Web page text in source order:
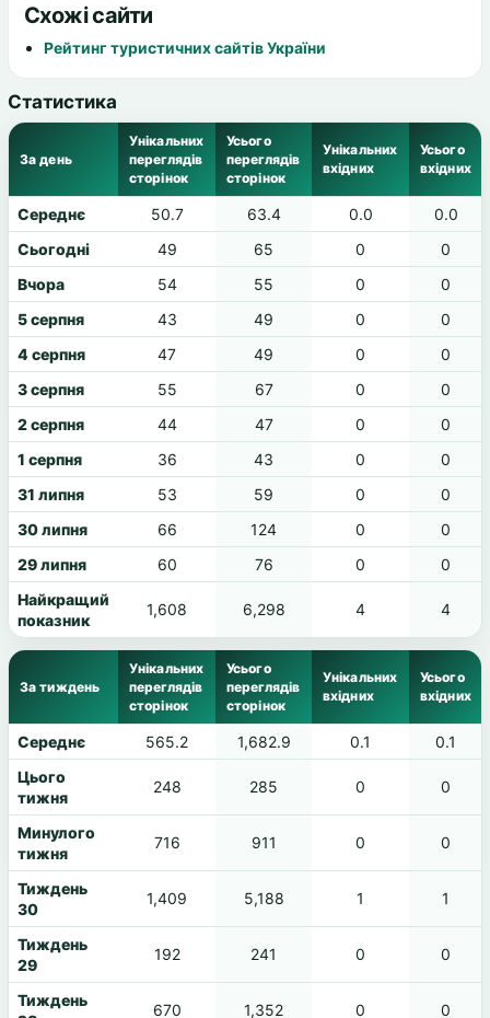
Схожі сайти
Рейтинг туристичних сайтів України
Статистика
За день
Унікальних
переглядів
сторінок
Усього
переглядів
сторінок
Унікальних
вхідних
Усього
вхідних
Середнє 50.7 63.4 0.0
0.0
Сьогодні
49 65 0
0
Вчора
54 55 0
0
5 серпня
43 49 0
0
4 серпня
47 49 0
0
3 серпня
55 67 0
0
2 серпня
44 47 0
0
1 серпня
36 43 0
0
31 липня
53 59 0
0
30 липня
66 124 0
0
29 липня
60 76 0
0
Найкращий
показник
1,608 6,298 4 4
За тиждень
Унікальних
переглядів
сторінок
Усього
переглядів
сторінок
Унікальних
вхідних
Усього
вхідних
Середнє 565.2 1,682.9 0.1
0.1
Цього
тижня
248 285 0 0
Минулого
тижня
716 911 0 0
Тиждень
30
1,409 5,188 1 1
Тиждень
29
192 241 0 0
Тиждень
670 1,352 0 0